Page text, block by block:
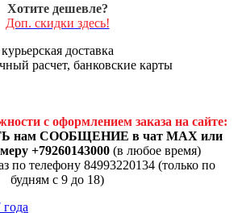
Хотите дешевле?
Доп. скидки здесь!
доставка
расчет, банковские карты
с оформлением заказа на сайте:
нам СООБЩЕНИЕ в чат MAX или
+79260143000(в любое время)
по телефону 84993220134 (только по
будням с 9 до 18)